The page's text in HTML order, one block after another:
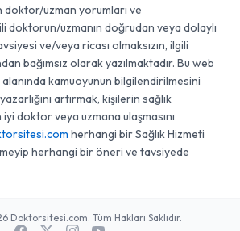
doktor/uzman yorumları ve
doktorun/uzmanın doğrudan veya dolaylı
ve/veya ricası olmaksızın, ilgili
bağımsız olarak yazılmaktadır. Bu web
alanında kamuoyunun bilgilendirilmesini
artırmak, kişilerin sağlık
doktor veya uzmana ulaşmasını
herhangi bir Sağlık Hizmeti
herhangi bir öneri ve tavsiyede
Tüm Hakları Saklıdır.